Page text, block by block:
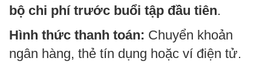
bộ chi phí trước buổi tập đầu tiên.
Hình thức thanh toán: Chuyển khoản
ngân hàng, thẻ tín dụng hoặc ví điện tử.